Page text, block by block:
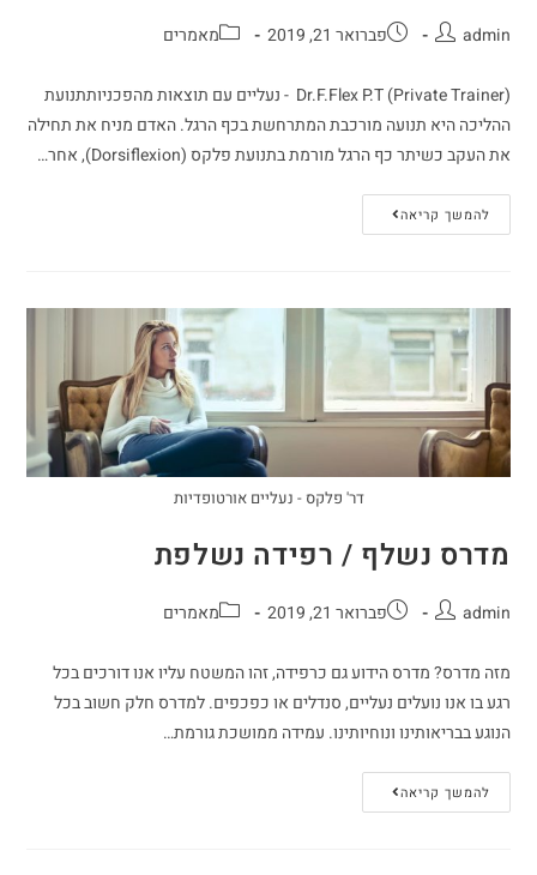
admin פברואר 21, 2019 מאמרים
(Dr.F.Flex P.T (Private Trainer - נעליים עם תוצאות מהפכניותתנועת
ההליכה היא תנועה מורכבת המתרחשת בכף הרגל. האדם מניח את תחילה
את העקב כשיתר כף הרגל מורמת בתנועת פלקס (Dorsiflexion), אחר…
להמשך קריאה
דר' פלקס - נעליים אורטופדיות
מדרס נשלף / רפידה נשלפת
admin פברואר 21, 2019 מאמרים
מזה מדרס? מדרס הידוע גם כרפידה, זהו המשטח עליו אנו דורכים בכל
רגע בו אנו נועלים נעליים, סנדלים או כפכפים. למדרס חלק חשוב בכל
הנוגע בבריאותינו ונוחיותינו. עמידה ממושכת גורמת…
להמשך קריאה